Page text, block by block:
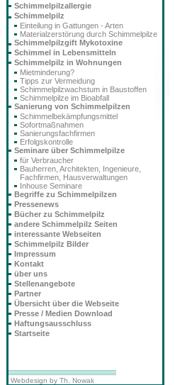
Schimmelpilzallergie
Schimmelpilz
Einteilung in Gattungen - Arten
Materialzerstörung durch Schimmelpilze
Schimmelpilzgift Mykotoxine
Schimmel in Lebensmitteln
Schimmelpilz in Wohnungen
Mietminderung?
Tipps zur Vermeidung
Schimmelpilzwachstum in Baustoffen
Schimmelpilze im Bioabfall
Sanierung von Schimmelpilzen
Schimmelbekämpfungsmittel
Sofortmaßnahmen
Sanierungsfachfirmen
Erfolgskontrolle
Seminare über Schimmelpilze
für Verbraucher
Bauherren, Architekten, Ingenieure,
Fachfirmen, Hausverwaltungen
Inhouse Seminare
Begriffe zu Schimmelpilzen
Pressenews
Bücher zu Schimmelpilz
andere Schimmelpilz Seiten
interessante Webseiten
Schimmelpilz Bilder
Impressum
Kontakt
über uns
Stellenangebote
Partner
Übersicht über die Webseite
Presse / Medien Download
Haftungsausschluss
Startseite
Webdesign by Th. Nowak